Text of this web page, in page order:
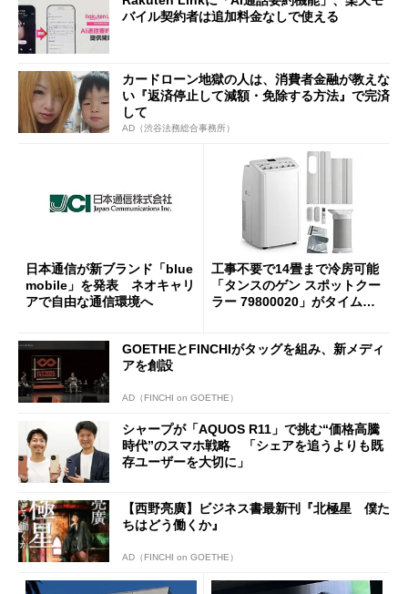
バイル契約者は追加料金なしで使える
カードローン地獄の人は、消費者金融が教えな
い『返済停止して減額・免除する方法』で完済
して
AD（渋谷法務総合事務所）
日本通信が新ブランド「blue
mobile」を発表 ネオキャリ
アで自由な通信環境へ
工事不要で14畳まで冷房可能
「タンスのゲン スポットクー
ラー 79800020」がタイムセ
GOETHEとFINCHIがタッグを組み、新メディ
アを創設
AD（FINCHI on GOETHE）
シャープが「AQUOS R11」で挑む“価格高騰
時代”のスマホ戦略 「シェアを追うよりも既
存ユーザーを大切に」
【西野亮廣】ビジネス書最新刊『北極星 僕た
ちはどう働くか』
AD（FINCHI on GOETHE）